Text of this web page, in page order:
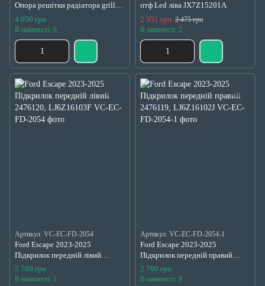
Опора решітки радіатора grill
PJ6Z17C897A
4 050 грн
В наявності: 6
птф Led ліва JX7Z15201A
2 351 грн 2 475 грн
В наявності: 2
Артикул: VC-EC-FD-2054
Ford Escape 2023-2025
Підкрилок передній лівий
2476120, LJ6Z16103F
2 700 грн
В наявності: 2
Артикул: VC-EC-FD-2054-1
Ford Escape 2023-2025
Підкрилок передній правий
2476119, LJ6Z16102J
2 700 грн
В наявності: 9